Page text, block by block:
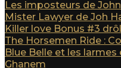
Les imposteurs de
Mister Lawyer de Joh
Killer love Bonus #3
The Horsemen Ride :
Blue Belle et les
Ghanem